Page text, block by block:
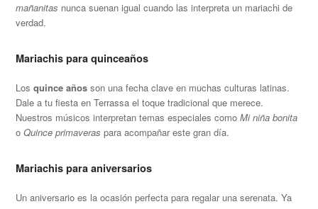
mañanitas nunca suenan igual cuando las interpreta un mariachi de
verdad.
Mariachis para quinceaños
Losquince años son una fecha clave en muchas culturas latinas.
Dale a tu fiesta en Terrassa el toque tradicional que merece.
Nuestros músicos interpretan temas especiales comoMi niña bonita
oQuince primaveras para acompañar este gran día.
Mariachis para aniversarios
Un aniversario es la ocasión perfecta para regalar una serenata. Ya